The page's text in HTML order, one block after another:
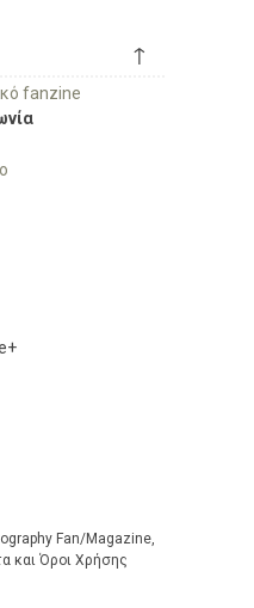
↑
fanzine
Fan/Magazine,
και Όροι Χρήσης